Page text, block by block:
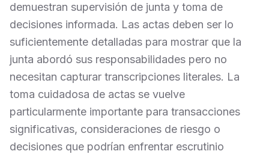
demuestran supervisión de junta y toma de
decisiones informada. Las actas deben ser lo
suficientemente detalladas para mostrar que la
junta abordó sus responsabilidades pero no
necesitan capturar transcripciones literales. La
toma cuidadosa de actas se vuelve
particularmente importante para transacciones
significativas, consideraciones de riesgo o
decisiones que podrían enfrentar escrutinio